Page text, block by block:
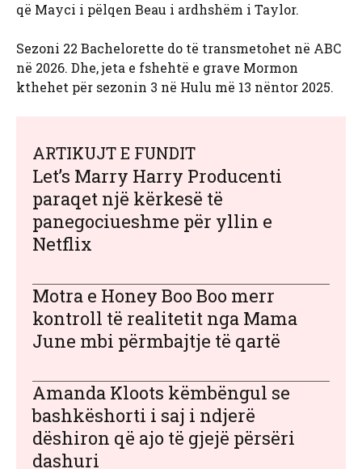
që Mayci i pëlqen Beau i ardhshëm i Taylor.
Sezoni 22 Bachelorette do të transmetohet në ABC
në 2026. Dhe, jeta e fshehtë e grave Mormon
kthehet për sezonin 3 në Hulu më 13 nëntor 2025.
ARTIKUJT E FUNDIT
Let’s Marry Harry Producenti
paraqet një kërkesë të
panegociueshme për yllin e
Netflix
Motra e Honey Boo Boo merr
kontroll të realitetit nga Mama
June mbi përmbajtje të qartë
Amanda Kloots këmbëngul se
bashkëshorti i saj i ndjerë
dëshiron që ajo të gjejë përsëri
dashuri